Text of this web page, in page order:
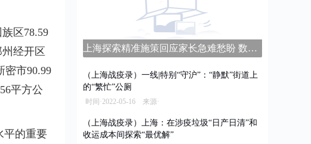
区78.59
经开区
密市90.99
平方公
平的重要
上海探索精准施策回应家长急难愁盼 数字家长学校平台上线
（上海战疫录）一线|特别“守沪”：“静默”街道上
的“繁忙”公厕
时间·2022-05-16 来源·
（上海战疫录）上海：在涉疫垃圾“日产日清”和
收运成本间探索“最优解”